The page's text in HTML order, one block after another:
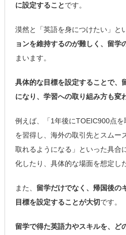
に設定することです。
漠然と「英語を身につけたい」と
ョンを維持するのが難しく、留学
まいます。
具体的な目標を設定することで、
になり、学習への取り組み方も変
例えば、「1年後にTOEIC900点
を習得し、海外の取引先とスムー
取れるようになる」といった具合
化したり、具体的な場面を想定し
また、 留学だけでなく、帰国後の
目標を設定することが大切です。
留学で得た英語力やスキルを、ど